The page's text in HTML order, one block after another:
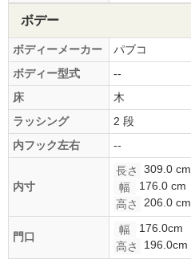
ボデー
ボディーメーカー
パブコ
ボディー型式
--
床
木
ラッシング
2 段
内フック左右
--
内寸
長さ
309.0 cm
幅
176.0 cm
高さ
206.0 cm
門口
幅
176.0cm
高さ
196.0cm